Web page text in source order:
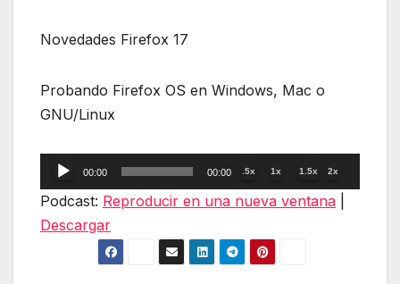
Novedades Firefox 17
Probando Firefox OS en Windows, Mac o
GNU/Linux
Reproductor
de
00:00 00:00 .5x 1x 1.5x 2x
Podcast: Reproducir en una nueva ventana
Descargar